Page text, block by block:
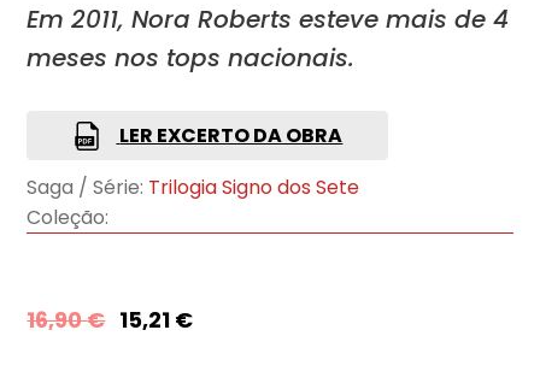
Em 2011, Nora Roberts esteve mais de 4
meses nos tops nacionais.
LER EXCERTO DA OBRA
Saga / Série: Trilogia Signo dos Sete
Coleção:
16,90€ 15,21 €